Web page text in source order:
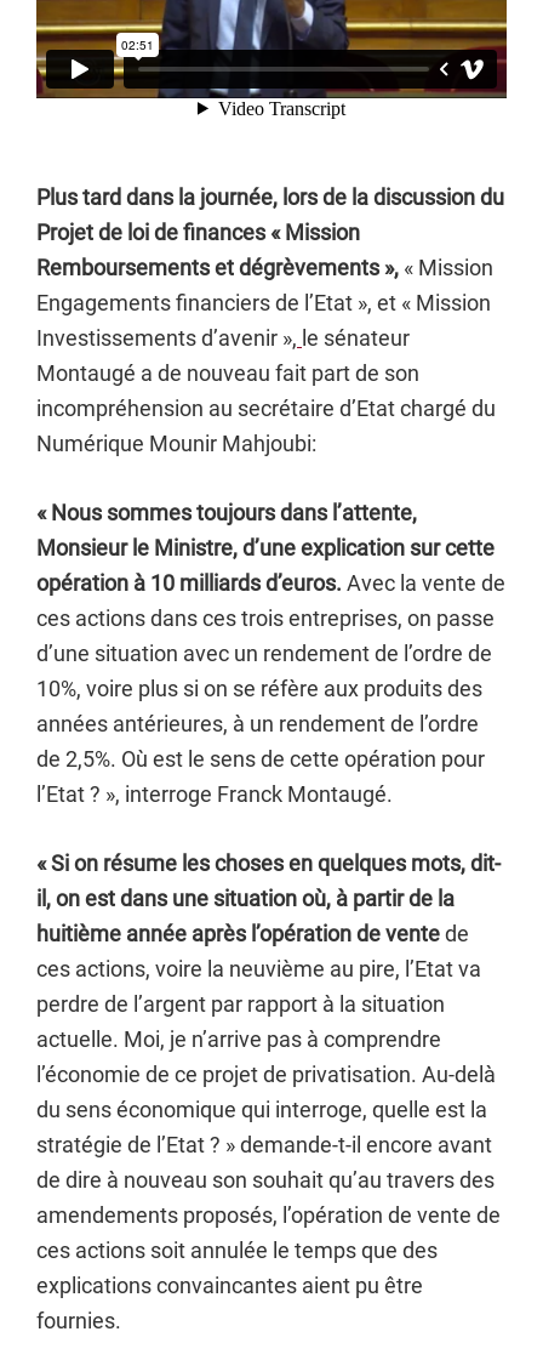
Plus tard dans la journée, lors de la discussion du
Projet de loi de finances « Mission
Remboursements et dégrèvements », « Mission
Engagements financiers de l’Etat », et « Mission
Investissements d’avenir », le sénateur
Montaugé a de nouveau fait part de son
incompréhension au secrétaire d’Etat chargé du
Numérique Mounir Mahjoubi:
« Nous sommes toujours dans l’attente,
Monsieur le Ministre, d’une explication sur cette
opération à 10 milliards d’euros. Avec la vente de
ces actions dans ces trois entreprises, on passe
d’une situation avec un rendement de l’ordre de
10%, voire plus si on se réfère aux produits des
années antérieures, à un rendement de l’ordre
de 2,5%. Où est le sens de cette opération pour
l’Etat ? », interroge Franck Montaugé.
« Si on résume les choses en quelques mots, dit-
il, on est dans une situation où, à partir de la
huitième année après l’opération de ventede
ces actions, voire la neuvième au pire, l’Etat va
perdre de l’argent par rapport à la situation
actuelle. Moi, je n’arrive pas à comprendre
l’économie de ce projet de privatisation. Au-delà
du sens économique qui interroge, quelle est la
stratégie de l’Etat ? » demande-t-il encore avant
de dire à nouveau son souhait qu’au travers des
amendements proposés, l’opération de vente de
ces actions soit annulée le temps que des
explications convaincantes aient pu être
fournies.